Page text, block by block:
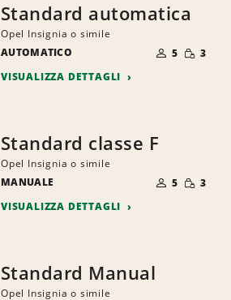
Standard automatica
Opel Insignia o simile
AUTOMATICO
DI
PERSONE
5 RIDOTTA
3
VISUALIZZA DETTAGLI
Standard classe F
Opel Insignia o simile
MANUALE
DI
PERSONE
5 RIDOTTA
3
VISUALIZZA DETTAGLI
Standard Manual
Opel Insignia o simile